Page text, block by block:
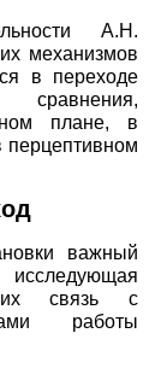
А.Н.
механизмов
в переходе
сравнения,
плане, в
важный
связь с
работы